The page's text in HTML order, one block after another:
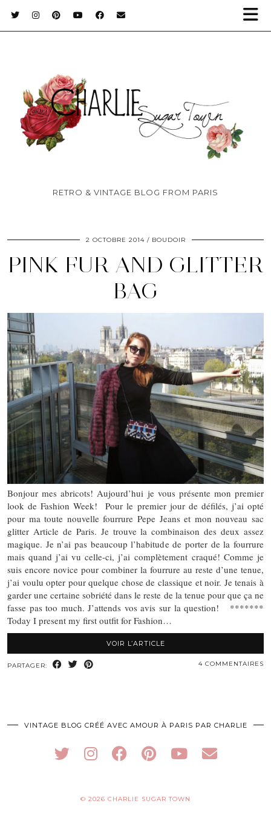
RETRO & VINTAGE BLOG FROM PARIS
2 OCTOBRE 2014 BOUDOIR
PINK FUR AND GLITTER
BAG
Bonjour mes abricots! Aujourd’hui je vous présente mon premier
look de Fashion Week! Pour le premier jour de défilés, j’ai opté
pour ma toute nouvelle fourrure Pepe Jeans et mon nouveau sac
glitter Article de Paris. Je trouve la combinaison des deux assez
magique. Je n’ai pas beaucoup l’habitude de porter de la fourrure
mais quand j’ai vu celle-ci, j’ai complètement craqué! Comme je
suis encore novice pour combiner la fourrure au reste d’une tenue,
j’ai voulu opter pour quelque chose de classique et noir. Je tenais à
garder une certaine sobriété dans le reste de la tenue pour que ça ne
fasse pas too much. J’attends vos avis sur la question! *******
Today I present my first outfit for Fashion…
VOIR L’ARTICLE
PARTAGER: 4 COMMENTAIRES
VINTAGE BLOG CRÉÉ AVEC AMOUR À PARIS PAR CHARLIE
© 2026 CHARLIE SUGAR TOWN